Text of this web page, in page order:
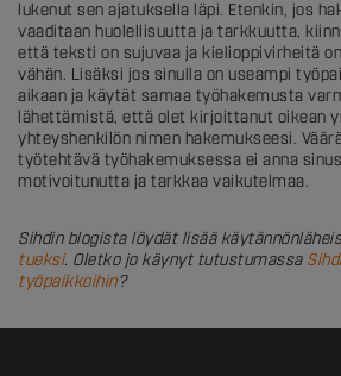
lukenut sen ajatuksella läpi. Etenkin, jos
vaaditaan huolellisuutta ja tarkkuutta,
että teksti on sujuvaa ja kielioppivirheitä
vähän. Lisäksi jos sinulla on useampi
aikaan ja käytät samaa työhakemusta
lähettämistä, että olet kirjoittanut oikean
yhteyshenkilön nimen hakemukseesi.
työtehtävä työhakemuksessa ei anna
motivoitunutta ja tarkkaa vaikutelmaa.
Sihdin blogista löydät lisää
tueksi. Oletko jo käynyt tutustumassa
työpaikkoihin?